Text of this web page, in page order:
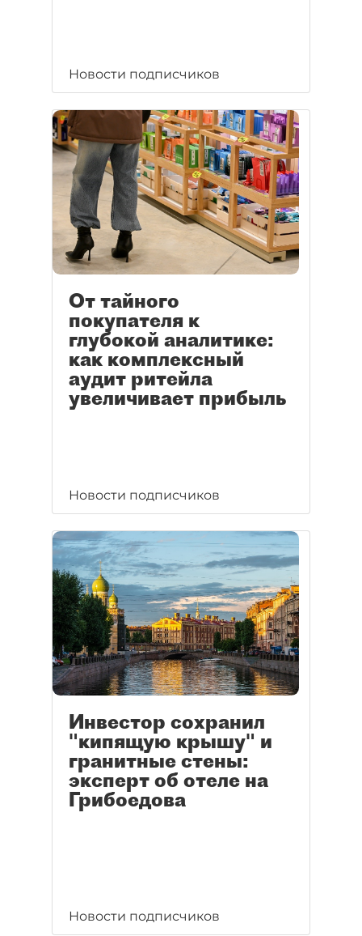
Новости подписчиков
От тайного
покупателя к
глубокой аналитике:
как комплексный
аудит ритейла
увеличивает прибыль
Новости подписчиков
Инвестор сохранил
"кипящую крышу" и
гранитные стены:
эксперт об отеле на
Грибоедова
Новости подписчиков